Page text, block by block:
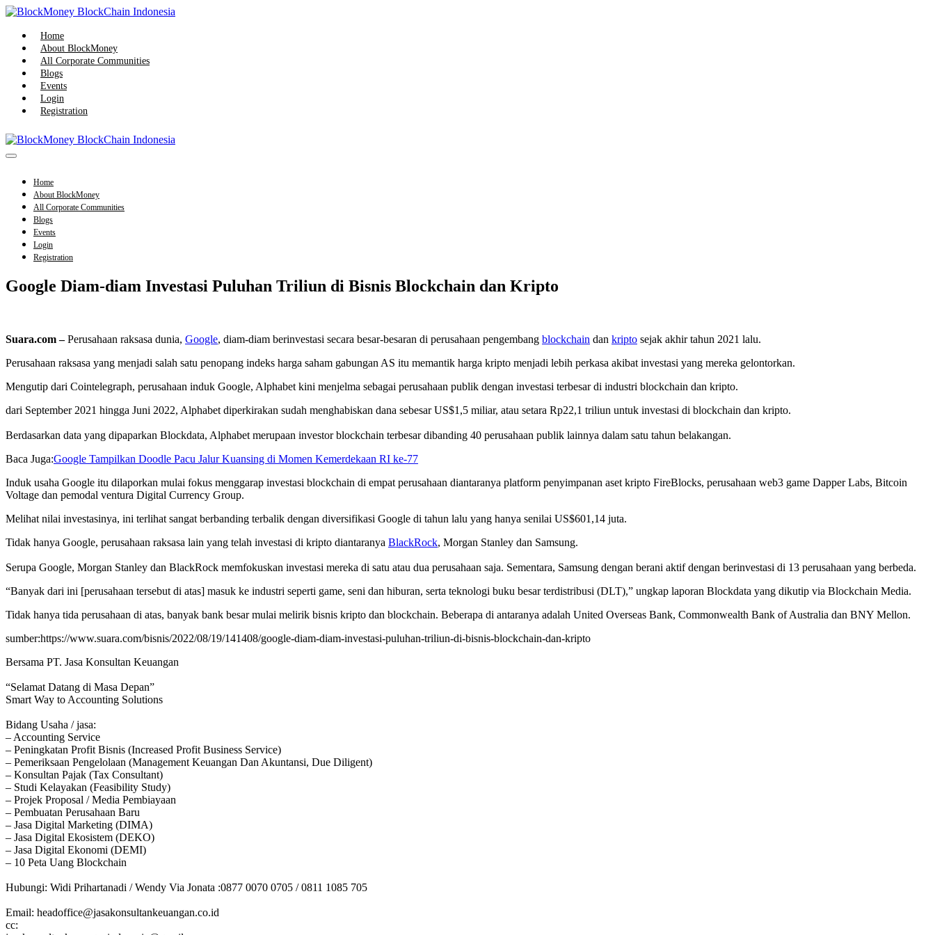
Skip
content
Home
About BlockMoney
All Corporate Communities
Blogs
Events
Login
Registration
Menu
Home
About BlockMoney
All Corporate Communities
Blogs
Events
Login
Registration
Google Diam-diam Investasi Puluhan Triliun di Bisnis Blockchain dan Kripto
Suara.com –Perusahaan raksasa dunia, Google, diam-diam berinvestasi secara besar-besaran di perusahaan pengembang blockchain dan kripto sejak akhir tahun 2021 lalu.
Perusahaan raksasa yang menjadi salah satu penopang indeks harga saham gabungan AS itu memantik harga kripto menjadi lebih perkasa akibat investasi yang mereka gelontorkan.
Mengutip dari Cointelegraph, perusahaan induk Google, Alphabet kini menjelma sebagai perusahaan publik dengan investasi terbesar di industri blockchain dan kripto.
dari September 2021 hingga Juni 2022, Alphabet diperkirakan sudah menghabiskan dana sebesar US$1,5 miliar, atau setara Rp22,1 triliun untuk investasi di blockchain dan kripto.
Berdasarkan data yang dipaparkan Blockdata, Alphabet merupaan investor blockchain terbesar dibanding 40 perusahaan publik lainnya dalam satu tahun belakangan.
Baca Juga:Google Tampilkan Doodle Pacu Jalur Kuansing di Momen Kemerdekaan RI ke-77
Induk usaha Google itu dilaporkan mulai fokus menggarap investasi blockchain di empat perusahaan diantaranya platform penyimpanan aset kripto FireBlocks, perusahaan web3 game Dapper Labs, Bitcoin
Voltage dan pemodal ventura Digital Currency Group.
Melihat nilai investasinya, ini terlihat sangat berbanding terbalik dengan diversifikasi Google di tahun lalu yang hanya senilai US$601,14 juta.
Tidak hanya Google, perusahaan raksasa lain yang telah investasi di kripto diantaranya BlackRock, Morgan Stanley dan Samsung.
Serupa Google, Morgan Stanley dan BlackRock memfokuskan investasi mereka di satu atau dua perusahaan saja. Sementara, Samsung dengan berani aktif dengan berinvestasi di 13 perusahaan yang berbeda.
“Banyak dari ini [perusahaan tersebut di atas] masuk ke industri seperti game, seni dan hiburan, serta teknologi buku besar terdistribusi (DLT),” ungkap laporan Blockdata yang dikutip via Blockchain Media.
Tidak hanya tida perusahaan di atas, banyak bank besar mulai melirik bisnis kripto dan blockchain. Beberapa di antaranya adalah United Overseas Bank, Commonwealth Bank of Australia dan BNY Mellon.
sumber:https://www.suara.com/bisnis/2022/08/19/141408/google-diam-diam-investasi-puluhan-triliun-di-bisnis-blockchain-dan-kripto
Bersama PT. Jasa Konsultan Keuangan
“Selamat Datang di Masa Depan”
Smart Way to Accounting Solutions
Bidang Usaha / jasa:
– Accounting Service
– Peningkatan Profit Bisnis (Increased Profit Business Service)
– Pemeriksaan Pengelolaan (Management Keuangan Dan Akuntansi, Due Diligent)
– Konsultan Pajak (Tax Consultant)
– Studi Kelayakan (Feasibility Study)
– Projek Proposal / Media Pembiayaan
– Pembuatan Perusahaan Baru
– Jasa Digital Marketing (DIMA)
– Jasa Digital Ekosistem (DEKO)
– Jasa Digital Ekonomi (DEMI)
– 10 Peta Uang Blockchain
Hubungi: Widi Prihartanadi / Wendy Via Jonata :0877 0070 0705 / 0811 1085 705
Email: headoffice@jasakonsultankeuangan.co.id
cc: